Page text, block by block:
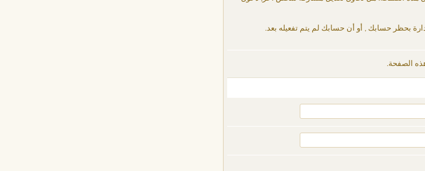
بحظر حسابك , أو أن حسابك لم يتم تفعيله بعد.
الصفحة.